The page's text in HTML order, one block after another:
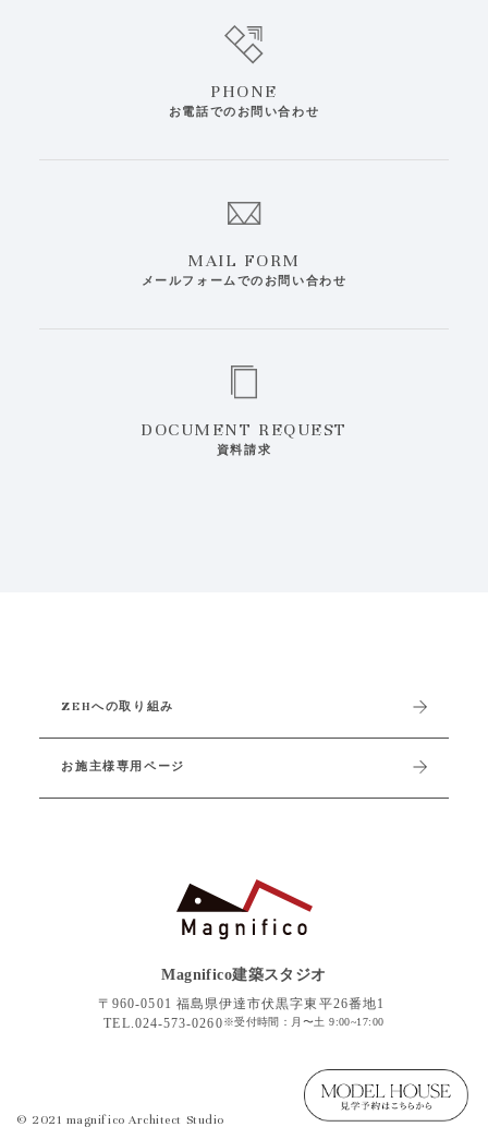
PHONE
お電話でのお問い合わせ
MAIL FORM
メールフォームでのお問い合わせ
DOCUMENT REQUEST
資料請求
Magnifico建築スタジオ
〒960-0501 福島県伊達市伏黒字東平26番地1
TEL.024-573-0260※受付時間：月〜土 9:00~17:00
ZEHへの取り組み
お施主様専用ページ
© 2021 magnifico Architect Studio